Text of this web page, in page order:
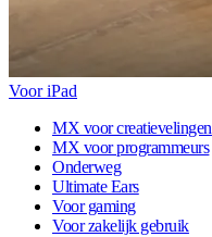
Voor iPad
MX voor creatievelingen
MX voor programmeurs
Onderweg
Ultimate Ears
Voor gaming
Voor zakelijk gebruik